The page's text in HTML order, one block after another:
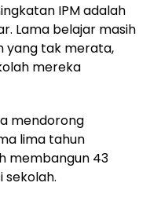
IPM adalah
Lama belajar masih
yang tak merata,
mereka
mendorong
lima tahun
membangun 43
sekolah.